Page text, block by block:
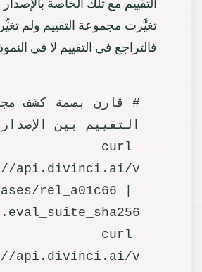
التقييم مع تلك الخاصة
تغيَّرت مجموعة التقييم ولم
فالتراجع في التقييم لا في
curl
api.divinci.ai/v
rel_a01c66 |
curl
api.divinci.ai/v